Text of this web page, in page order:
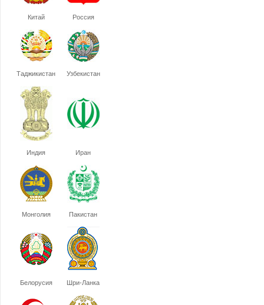
Китай Россия
Таджикистан Узбекистан
Индия Иран
Монголия Пакистан
Белорусия Шри-Ланка